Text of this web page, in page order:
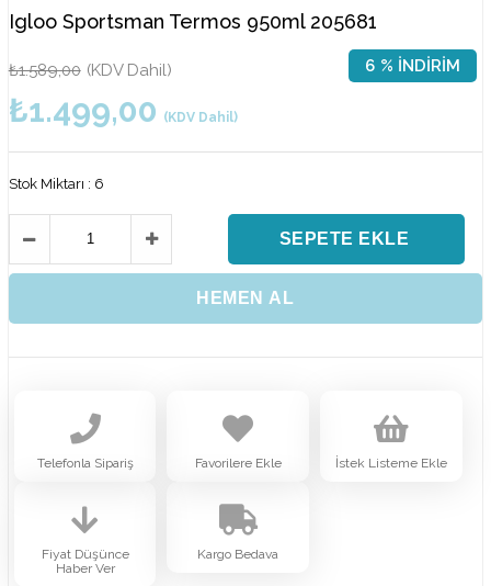
Igloo Sportsman Termos 950ml 205681
%
6 İNDIRIM
₺1.589,00 (KDV Dahil)
₺1.499,00 (KDV Dahil)
Stok Miktarı : 6
Telefonla Sipariş Favorilere Ekle İstek Listeme Ekle
Fiyat Düşünce
Haber Ver
Kargo Bedava